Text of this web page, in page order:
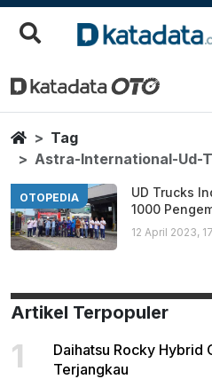
Astra
Berita Terbaru
HomeTag
Astra-International-Ud-
OTOPEDIA
UD Trucks
1000
12 April 2023,
Artikel Terpopuler
1
Daihatsu Rocky Hybrid
Terjangkau